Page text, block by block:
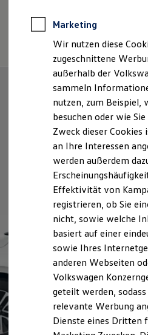
Anpfiff zum Gewinn
Elektroautos
ID. Tutorials
Reichweite
Reichweite der
Reichweite im
Laden
Laden unterwegs
Laden Zuhause
Batterie
Sicherheit
Garantie und
Nachhaltigkeit
Technologie
Kosten und Kauf
Verbrauchskosten
Kaufoptionen
E-Auto-Förderung
Software und
Die ID. Software 6
ID. Software
Digitale Extras
Schnittstellen zu
Impressum & Rechtliches
Marketing
Wir nutzen diese
zugeschnittene
außerhalb der
sammeln
nutzen, zum Beispiel,
besuchen oder wie
Zweck dieser
an Ihre Interessen
werden außerdem
Effektivität von
registrieren, ob Sie
nicht, sowie welche
basiert auf einer
sowie Ihres
anderen Webseiten
Volkswagen
geteilt werden,
relevante Werbung
Dienste eines Dritten